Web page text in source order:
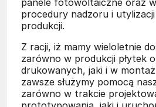
procedury nadzoru i
produkcji.
Z racji, iż mamy wieloletnie
zarówno w produkcji płytek
drukowanych, jaki i w
zawsze służymy pomocą
zarówno w trakcie